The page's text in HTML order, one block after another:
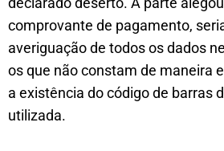
comprovante de pagamento,
averiguação de todos os dados
os que não constam de maneira
a existência do código de barras
utilizada.